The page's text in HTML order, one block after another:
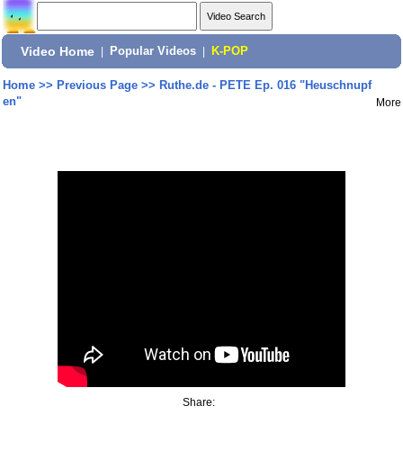
Video Home Popular Videos K-POP
Home>> Previous Page>> Ruthe.de - PETE Ep. 016 "Heuschnupf
en"
More
Share: